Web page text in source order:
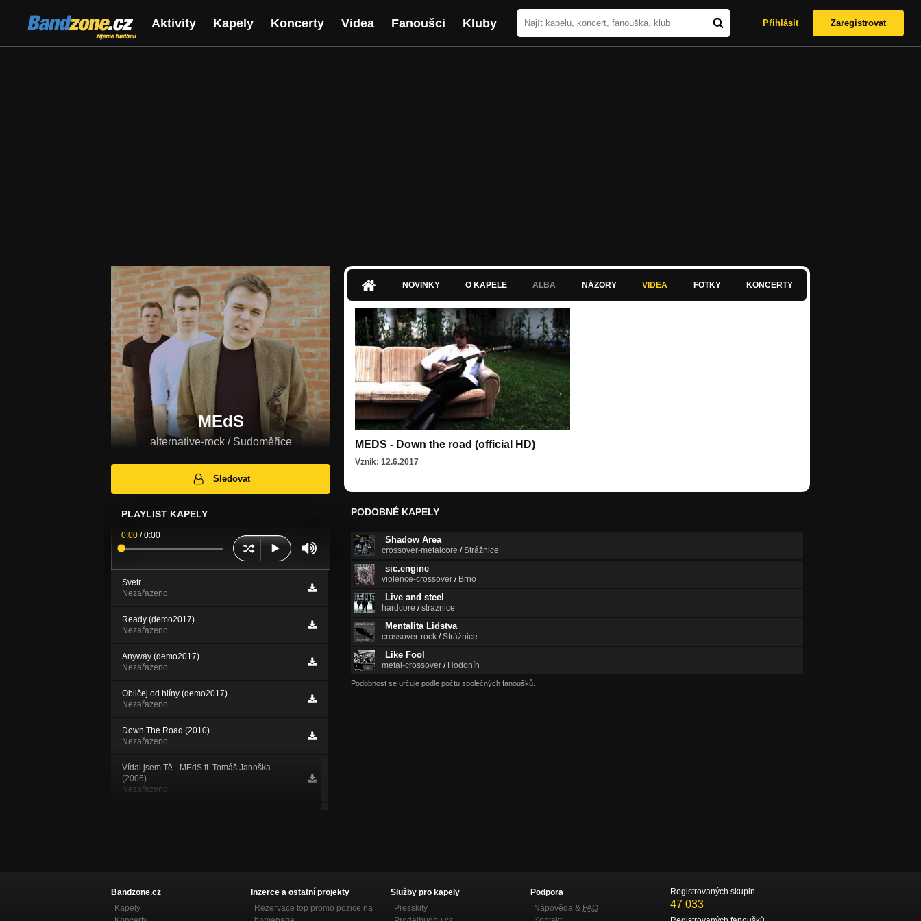
Bandzone.cz
žijeme hudbou
Aktivity Kapely Koncerty Videa Fanoušci Kluby Přihlásit Zaregistrovat
MEdS
alternative-rock / Sudoměřice
Sledovat
PLAYLIST KAPELY
0:00 /0:00
Svetr
Nezařazeno
Ready (demo2017)
Nezařazeno
Anyway (demo2017)
Nezařazeno
Obličej od hlíny (demo2017)
Nezařazeno
Down The Road (2010)
Nezařazeno
Vídal jsem Tě - MEdS ft. Tomáš Janoška
(2006)
Nezařazeno
The Break (New Inception 2010)
NOVINKY O KAPELE ALBA NÁZORY VIDEA FOTKY KONCERTY
MEDS - Down the road (official HD)
Vznik: 12.6.2017
PODOBNÉ KAPELY
Shadow Area
crossover-metalcore /Strážnice
sic.engine
violence-crossover / Brno
Live and steel
hardcore /straznice
Mentalita Lidstva
crossover-rock /Strážnice
Like Fool
metal-crossover / Hodonín
Podobnost se určuje podle počtu společných fanoušků.
Bandzone.cz
Kapely
Inzerce a ostatní projekty
Rezervace top promo pozice na
Služby pro kapely
Presskity
Podpora
Nápověda & FAQ
Registrovaných skupin
47 033